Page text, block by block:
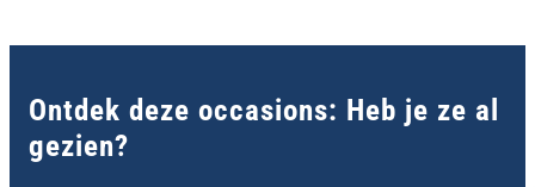
Ontdek deze occasions: Heb je ze al
gezien?